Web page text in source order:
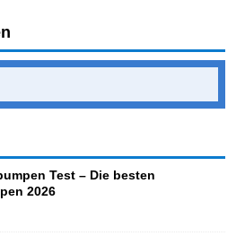
Test – Die besten
2026